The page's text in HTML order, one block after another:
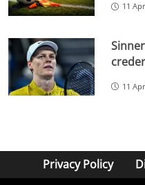
11
11
Privacy Policy